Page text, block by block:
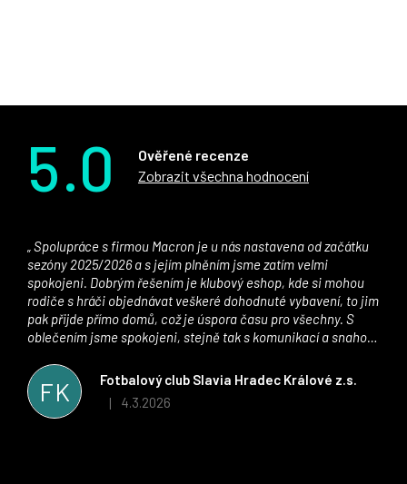
5.0
Ověřené recenze
Zobrazit všechna hodnocení
FK
Fotbalový club Slavia Hradec Králové z.s.
Hodnocení obchodu je 5 z 5 hvězdiček.
| 4.3.2026
sezóny 2025/2026 a s jejím plněním jsme zatím velmi
spokojeni. Dobrým řešením je klubový eshop, kde si mohou
rodiče s hráči objednávat veškeré dohodnuté vybavení, to jim
pak přijde přímo domů, což je úspora času pro všechny. S
oblečením jsme spokojeni, stejně tak s komunikací a snahou
stran. Věříme, že v tomto duchu bude spolupráce pokračovat
i nadále, nyní už začínáme řešit i první sady dresů ;)